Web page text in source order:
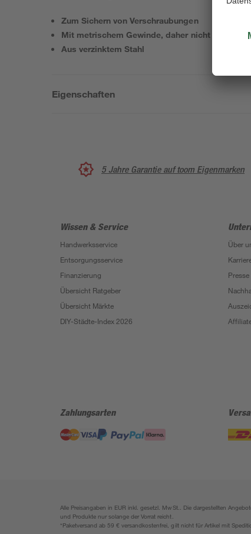
Zum Sichern von Verschraubungen
Mit metrischem Gewinde, daher nicht
Aus verzinktem Stahl
Eigenschaften
5 Jahre Garantie auf toom Eigenmarken
Wissen & Service
Handwerksservice
Entsorgungsservice
Finanzierung
Übersicht Ratgeber
Übersicht Märkte
DIY-Städte-Index 2026
Über
Presse
Zahlungsarten
Alle Preisangaben in EUR inkl. gesetzl. MwSt.. Die dargestellten
und Produkte nur solange der Vorrat reicht.
*Paketversand ab 59 € versandkostenfrei, gilt nicht für Artikel mit